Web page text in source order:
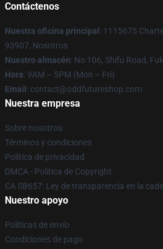
Contáctenos
Nuestra oficina principal : 1115675
93907, Nosotros
Nuestro almacén: No 106, Shifu Road,
Hora: 9AM – 5PM (Mon – Fri)
Email : contact@oddfutureshop.com
Nuestra empresa
Sobre nosotros
Términos y condiciones
Política de privacidad
DMCA - Política de Copyright
CA SB657: Ley de transparencia en la
Nuestro apoyo
Políticas de envío
Condiciones de pago